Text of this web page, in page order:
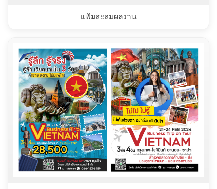
แฟ้มสะสมผลงาน